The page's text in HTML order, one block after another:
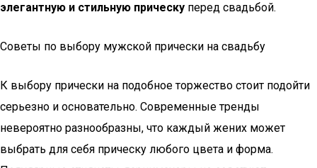
элегантную и стильную прическу перед свадьбой.
Советы по выбору мужской прически на свадьбу
К выбору прически на подобное торжество стоит подойти
серьезно и основательно. Современные тренды
невероятно разнообразны, что каждый жених может
выбрать для себя прическу любого цвета и форма.